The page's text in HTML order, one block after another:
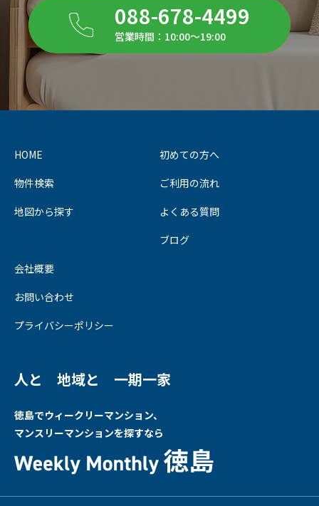
088-678-4499
営業時間：10:00～19:00
HOME
物件検索
地図から探す
初めての方へ
ご利用の流れ
よくある質問
ブログ
会社概要
お問い合わせ
プライバシーポリシー
人と 地域と 一期一家
徳島でウィークリーマンション、
マンスリーマンションを探すなら